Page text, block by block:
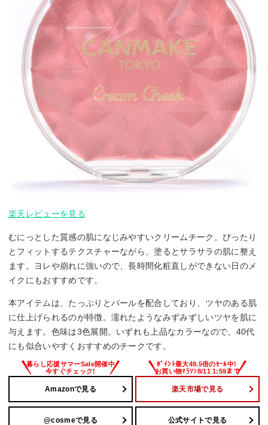
楽天レビューを見る
むにっとした質感の肌になじみやすいクリームチーク。ぴったり
とフィットするテクスチャーながら、塗るとサラサラの肌に整え
ます。ヨレや崩れに強いので、長時間化粧直しができない日のメ
イクにもおすすめです。
本アイテムは、たっぷりとパールを配合しており、ツヤのある肌
に仕上げられるのが特徴。濡れたようなみずみずしいツヤを肌に
与えます。色味は3色展開。いずれも上品なカラーなので、40代
にも似合いやすくおすすめのチークです。
Amazonで見る 楽天市場で見る
@cosmeで見る 公式サイトで見る